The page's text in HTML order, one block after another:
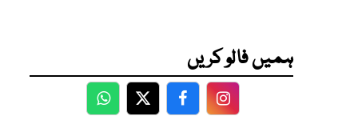
ہمیں فالو کریں
WhatsApp
TwitterFacebookFacebook